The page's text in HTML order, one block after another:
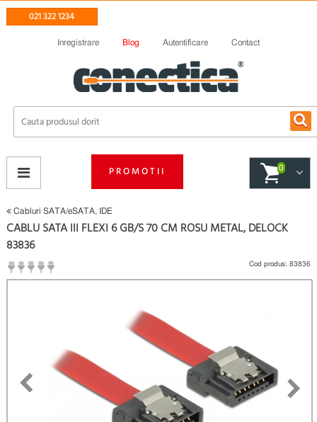
021 322 1234
Inregistrare Blog Autentificare Contact
PROMOTII 0
Cabluri SATA/eSATA, IDE
CABLU SATA III FLEXI 6 GB/S 70 CM ROSU METAL, DELOCK
83836
(
Cod produs: 83836